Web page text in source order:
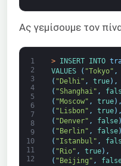
Ας γεμίσουμε τον
1
2
3
4
5
6
7
8
9
10
11
12
> INSERT INTO
VALUES
( "Tokyo" ,
( "Delhi" , true) ,
( "Shanghai" ,
( "Moscow" , true) ,
( "Lisbon" , true) ,
( "Denver" , false)
( "Berlin" , false)
( "Istanbul" ,
( "Rio" , true) ,
( "Beijing" ,